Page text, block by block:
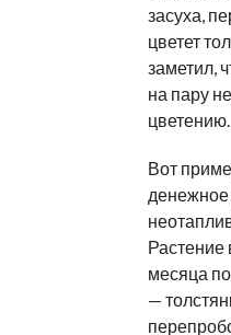
засуха,
цветет
заметил,
на пару
цветению.
Вот
денежное
Растение
месяца
—